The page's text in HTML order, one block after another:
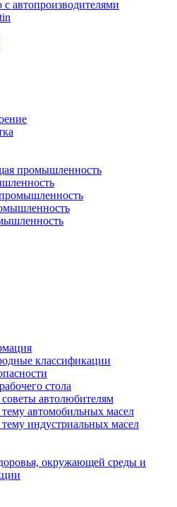
с автопроизводителями
промышленность
классификации
стола
автолюбителям
автомобильных масел
индустриальных масел
окружающей среды и